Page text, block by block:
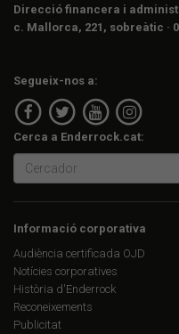
Direcció financera i
c. Mallorca, 221, sobreàtic ·
Segueix-nos a:
Cerca a Enderrock.cat:
Informació corporativa
Audiència certificada OJD
Notícies corporatives
Història d'Enderrock
Reconeixements
Publicitat